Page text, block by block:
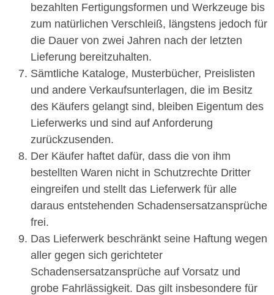
bezahlten Fertigungsformen und Werkzeuge bis
zum natürlichen Verschleiß, längstens jedoch für
die Dauer von zwei Jahren nach der letzten
Lieferung bereitzuhalten.
Sämtliche Kataloge, Musterbücher, Preislisten
und andere Verkaufsunterlagen, die im Besitz
des Käufers gelangt sind, bleiben Eigentum des
Lieferwerks und sind auf Anforderung
zurückzusenden.
Der Käufer haftet dafür, dass die von ihm
bestellten Waren nicht in Schutzrechte Dritter
eingreifen und stellt das Lieferwerk für alle
daraus entstehenden Schadensersatzansprüche
frei.
Das Lieferwerk beschränkt seine Haftung wegen
aller gegen sich gerichteter
Schadensersatzansprüche auf Vorsatz und
grobe Fahrlässigkeit. Das gilt insbesondere für